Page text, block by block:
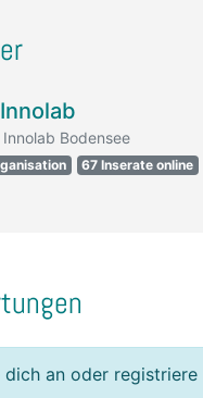
Innolab Bodensee
67 Inserate online
an oder